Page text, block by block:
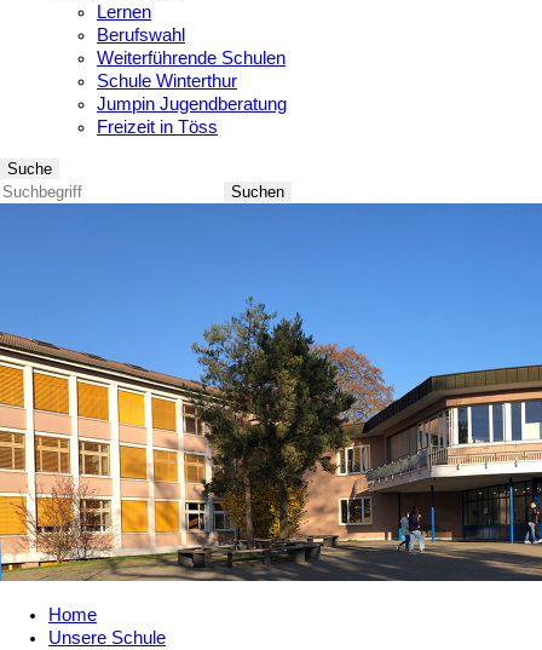
Lernen
Berufswahl
Weiterführende Schulen
Schule Winterthur
Jumpin Jugendberatung
Freizeit in Töss
Suche
Suchen
Home
Unsere Schule